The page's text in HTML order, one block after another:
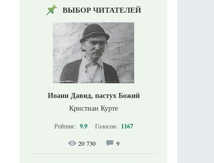
ВЫБОР ЧИТАТЕЛЕЙ
Иоанн Давид, пастух Божий
Кристиан Курте
Рейтинг: 9.9 Голосов: 1167
20 730 9